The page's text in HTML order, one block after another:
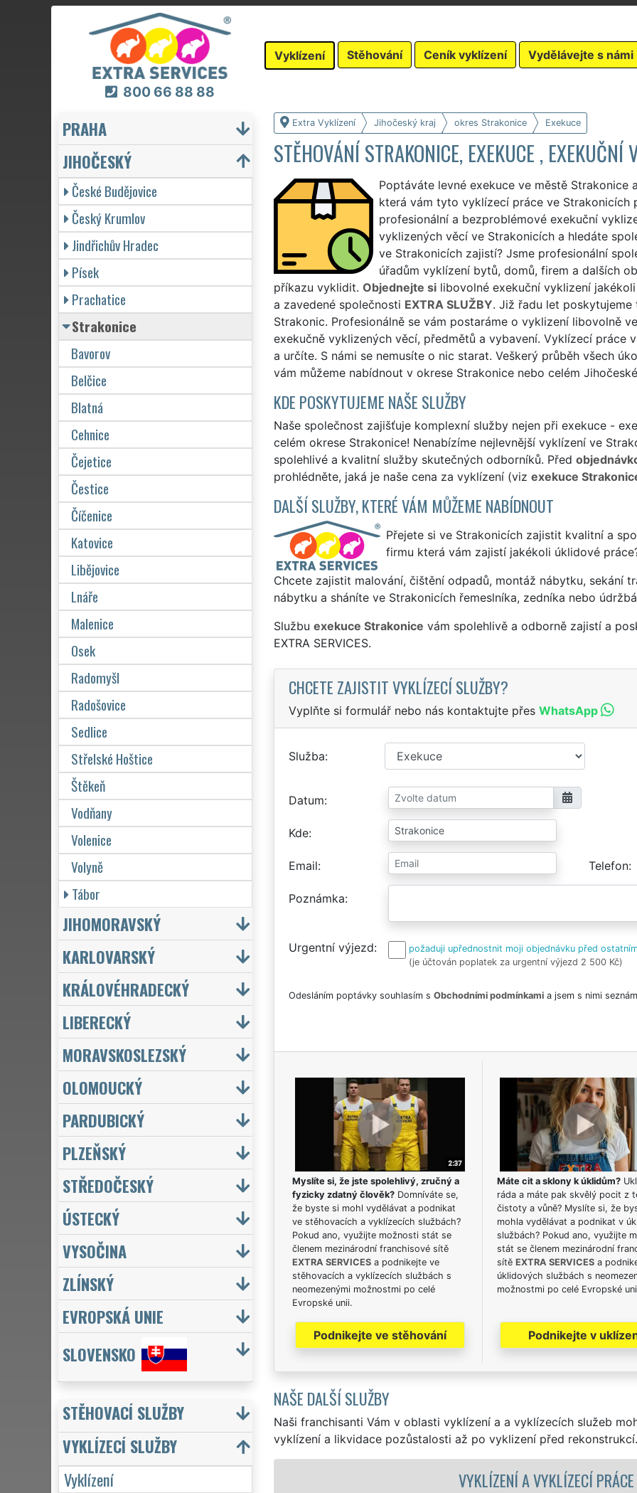
800 66 88 88
Vyklízení Stěhování Ceník vyklízení Vydělávejte s námi
Extra Vyklízení Jihočeský kraj okres Strakonice Exekuce
STĚHOVÁNÍ STRAKONICE, EXEKUCE , EXEKUČNÍ
Poptáváte levné exekuce ve městě
která vám tyto vyklízecí práce ve Strakonicích
profesionální a bezproblémové exekuční
vyklizených věcí ve Strakonicích a hledáte
ve Strakonicích zajistí? Jsme profesionální
úřadům vyklízení bytů, domů, firem a dalších
příkazu vyklidit. Objednejte silibovolné exekuční vyklizení
a zavedené společnosti EXTRA SLUŽBY. Již řadu let
Strakonic. Profesionálně se vám postaráme o vyklizení libovolně
exekučně vyklizených věcí, předmětů a vybavení. Vyklízecí práce
a určíte. S námi se nemusíte o nic starat. Veškerý průběh všech
vám můžeme nabídnout v okrese Strakonice nebo celém
KDE POSKYTUJEME NAŠE SLUŽBY
Naše společnost zajišťuje komplexní služby nejen při exekuce -
celém okrese Strakonice! Nenabízíme nejlevnější vyklízení ve
spolehlivé a kvalitní služby skutečných odborníků. Před
prohlédněte, jaká je naše cena za vyklízení (viz exekuce
DALŠÍ SLUŽBY, KTERÉ VÁM MŮŽEME NABÍDNOUT
Přejete si ve Strakonicích zajistit kvalitní a
firmu která vám zajistí jakékoli úklidové
Chcete zajistit malování, čištění odpadů, montáž nábytku, sekání
nábytku a sháníte ve Strakonicích řemeslníka, zedníka nebo
Službu exekuce Strakonice vám spolehlivě a odborně zajistí a
EXTRA SERVICES.
CHCETE ZAJISTIT VYKLÍZECÍ SLUŽBY?
Vyplňte si formulář nebo nás kontaktujte přes WhatsApp
Služba
Datum
Kde
Email Telefon
Poznámka
Urgentní výjezd
požaduji upřednostnit moji objednávku před
(je účtován poplatek za urgentní výjezd 2 500 Kč)
Odesláním poptávky souhlasím s Obchodními podmínkamia jsem s nimi
Myslíte si, že jste spolehlivý, zručný a
fyzicky zdatný člověk?Domníváte se,
že byste si mohl vydělávat a podnikat
ve stěhovacích a vyklízecích službách?
Pokud ano, využijte možnosti stát se
členem mezinárodní franchisové sítě
EXTRA SERVICESa podnikejte ve
stěhovacích a vyklízecích službách s
neomezenými možnostmi po celé
Evropské unii.
Podnikejte ve stěhování
Máte cit a sklony k úklidům?
ráda a máte pak skvělý pocit z
čistoty a vůně? Myslíte si, že
mohla vydělávat a podnikat v
službách? Pokud ano, využijte
stát se členem mezinárodní
sítě EXTRA SERVICESa
úklidových službách s
možnostmi po celé Evropské
Podnikejte v
NAŠE DALŠÍ SLUŽBY
Naši franchisanti Vám v oblasti vyklízení a a vyklízecích služeb
vyklízení a likvidace pozůstalosti až po vyklizení před rekonstrukcí.
VYKLÍZENÍ A VYKLÍZECÍ PRÁCE STRAKONICE
PRAHA
JIHOČESKÝ
České Budějovice
Český Krumlov
Jindřichův Hradec
Písek
Prachatice
Strakonice
Bavorov
Belčice
Blatná
Cehnice
Čejetice
Čestice
Číčenice
Katovice
Libějovice
Lnáře
Malenice
Osek
Radomyšl
Radošovice
Sedlice
Střelské Hoštice
Štěkeň
Vodňany
Volenice
Volyně
Tábor
JIHOMORAVSKÝ
KARLOVARSKÝ
KRÁLOVÉHRADECKÝ
LIBERECKÝ
MORAVSKOSLEZSKÝ
OLOMOUCKÝ
PARDUBICKÝ
PLZEŇSKÝ
STŘEDOČESKÝ
ÚSTECKÝ
VYSOČINA
ZLÍNSKÝ
EVROPSKÁ UNIE
SLOVENSKO
STĚHOVACÍ SLUŽBY
VYKLÍZECÍ SLUŽBY
Vyklízení